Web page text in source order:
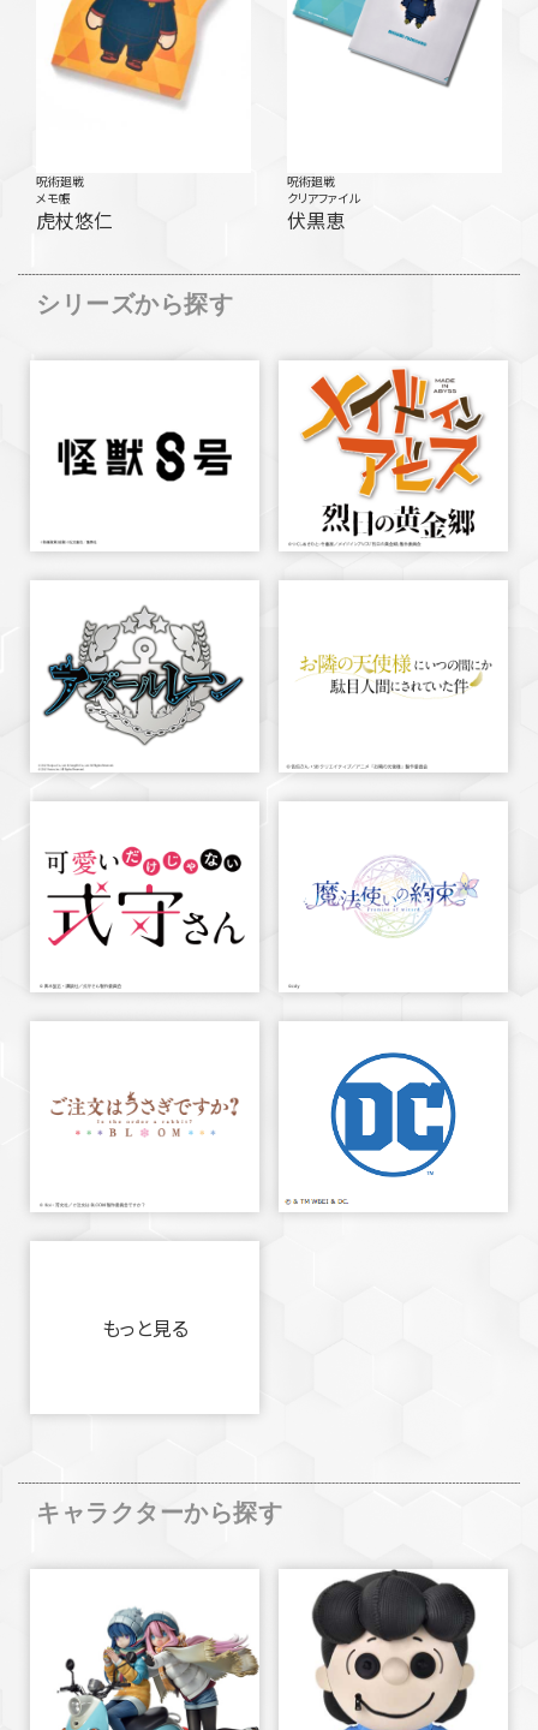
呪術廻戦
メモ帳
虎杖悠仁
呪術廻戦
クリアファイル
伏黒恵
シリーズから探す
もっと見る
キャラクターから探す